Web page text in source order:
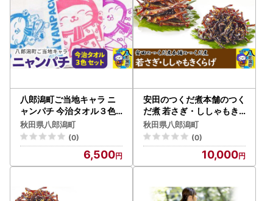
八郎潟町ご当地キャラ ニ
ャンパチ 今治タオル３色
ゆるキャラ（観光協会） [
フェイス セット 今治 日用
品 ホワイト 新生活]
秋田県八郎潟町
(0)
6,500
安田のつくだ煮本舗のつく
だ煮 若さぎ・ししゃもき
くらげ（各185g合計370g
）
秋田県八郎潟町
(0)
10,000